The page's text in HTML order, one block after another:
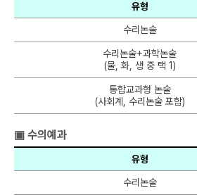
유형
수리논술
수리논술+과학논술
(물, 화, 생 중 택 1)
통합교과형 논술
(사회계, 수리논술 포함)
▣ 수의예과
유형
수리논술